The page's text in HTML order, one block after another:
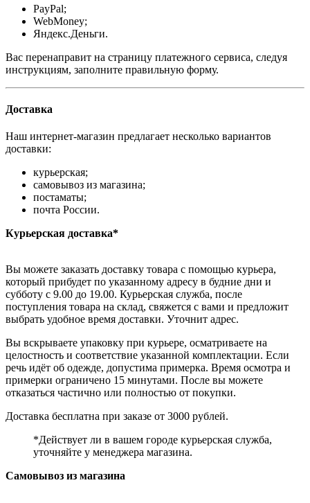
PayPal;
WebMoney;
Яндекс.Деньги.
Вас перенаправит на страницу платежного сервиса, следуя
инструкциям, заполните правильную форму.
Доставка
Наш интернет-магазин предлагает несколько вариантов
доставки:
курьерская;
самовывоз из магазина;
постаматы;
почта России.
Курьерская доставка*
Вы можете заказать доставку товара с помощью курьера,
который прибудет по указанному адресу в будние дни и
субботу с 9.00 до 19.00. Курьерская служба, после
поступления товара на склад, свяжется с вами и предложит
выбрать удобное время доставки. Уточнит адрес.
Вы вскрываете упаковку при курьере, осматриваете на
целостность и соответствие указанной комплектации. Если
речь идёт об одежде, допустима примерка. Время осмотра и
примерки ограничено 15 минутами. После вы можете
отказаться частично или полностью от покупки.
Доставка бесплатна при заказе от 3000 рублей.
*Действует ли в вашем городе курьерская служба,
уточняйте у менеджера магазина.
Самовывоз из магазина